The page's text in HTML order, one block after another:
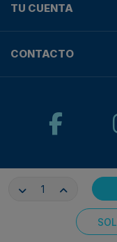
TU CUENTA
CONTACTO
Pagos
Consentimiento de